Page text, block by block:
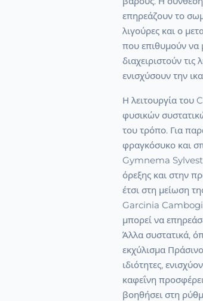
επηρεάζουν το
λιγούρες και ο
που επιθυμούν
διαχειριστούν τις
ενισχύσουν την
Η λειτουργία του
φυσικών
του τρόπο. Για
φραγκόσυκο και
Gymnema
όρεξης και στην
έτσι στη μείωση
Garcinia
μπορεί να
Άλλα συστατικά,
εκχύλισμα
ιδιότητες,
καφεΐνη
βοηθήσει στη